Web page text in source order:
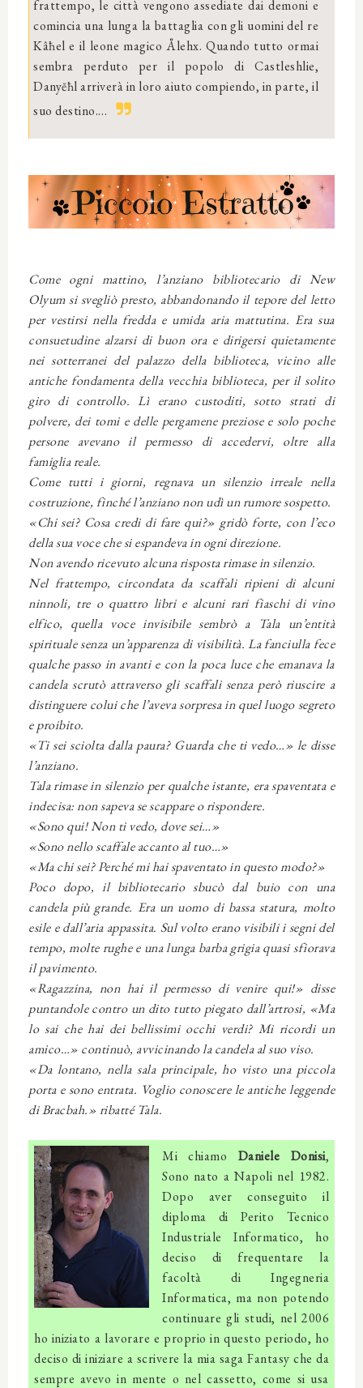
frattempo, le città vengono assediate dai demoni e
comincia una lunga la battaglia con gli uomini del re
Kâħel e il leone magico Ålehx. Quando tutto ormai
sembra perduto per il popolo di Castleshlie,
Danyĕħl arriverà in loro aiuto compiendo, in parte, il
suo destino.…
Come ogni mattino, l’anziano bibliotecario di New
Olyum si svegliò presto, abbandonando il tepore del letto
per vestirsi nella fredda e umida aria mattutina. Era sua
consuetudine alzarsi di buon ora e dirigersi quietamente
nei sotterranei del palazzo della biblioteca, vicino alle
antiche fondamenta della vecchia biblioteca, per il solito
giro di controllo. Lì erano custoditi, sotto strati di
polvere, dei tomi e delle pergamene preziose e solo poche
persone avevano il permesso di accedervi, oltre alla
famiglia reale.
Come tutti i giorni, regnava un silenzio irreale nella
costruzione, finché l’anziano non udì un rumore sospetto.
«Chi sei? Cosa credi di fare qui?» gridò forte, con l’eco
della sua voce che si espandeva in ogni direzione.
Non avendo ricevuto alcuna risposta rimase in silenzio.
Nel frattempo, circondata da scaffali ripieni di alcuni
ninnoli, tre o quattro libri e alcuni rari fiaschi di vino
elfico, quella voce invisibile sembrò a Tala un’entità
spirituale senza un’apparenza di visibilità. La fanciulla fece
qualche passo in avanti e con la poca luce che emanava la
candela scrutò attraverso gli scaffali senza però riuscire a
distinguere colui che l’aveva sorpresa in quel luogo segreto
e proibito.
«Ti sei sciolta dalla paura? Guarda che ti vedo…» le disse
l’anziano.
Tala rimase in silenzio per qualche istante, era spaventata e
indecisa: non sapeva se scappare o rispondere.
«Sono qui! Non ti vedo, dove sei…»
«Sono nello scaffale accanto al tuo…»
«Ma chi sei? Perché mi hai spaventato in questo modo?»
Poco dopo, il bibliotecario sbucò dal buio con una
candela più grande. Era un uomo di bassa statura, molto
esile e dall’aria appassita. Sul volto erano visibili i segni del
tempo, molte rughe e una lunga barba grigia quasi sfiorava
il pavimento.
«Ragazzina, non hai il permesso di venire qui!» disse
puntandole contro un dito tutto piegato dall’artrosi, «Ma
lo sai che hai dei bellissimi occhi verdi? Mi ricordi un
amico…» continuò, avvicinando la candela al suo viso.
«Da lontano, nella sala principale, ho visto una piccola
porta e sono entrata. Voglio conoscere le antiche leggende
di Bracbah.» ribatté Tala.
Mi chiamo Daniele Donisi,
Sono nato a Napoli nel 1982.
Dopo aver conseguito il
diploma di Perito Tecnico
Industriale Informatico, ho
deciso di frequentare la
facoltà di Ingegneria
Informatica, ma non potendo
continuare gli studi, nel 2006
ho iniziato a lavorare e proprio in questo periodo, ho
deciso di iniziare a scrivere la mia saga Fantasy che da
sempre avevo in mente o nel cassetto, come si usa